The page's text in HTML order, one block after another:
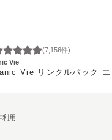
(7,156件)
Vie
Vie リンクルパック エ
利用